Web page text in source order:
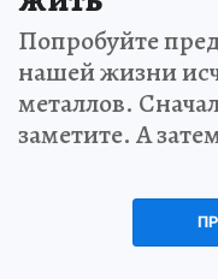
Попробуйте
нашей жизни
металлов.
заметите. А